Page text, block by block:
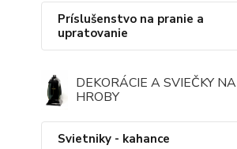
Príslušenstvo na pranie a
upratovanie
DEKORÁCIE A SVIEČKY NA
HROBY
Svietniky - kahance